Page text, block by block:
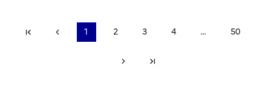
Première page
Précédent
1 2 3 4 … 50
Suivant